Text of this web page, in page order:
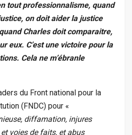
tout professionnalisme, quand
on doit aider la justice
Charles doit comparaitre,
eux. C’est une victoire pour la
Cela ne m’ébranle
du Front national pour la
(FNDC) pour «
diffamation, injures
voies de faits, et abus